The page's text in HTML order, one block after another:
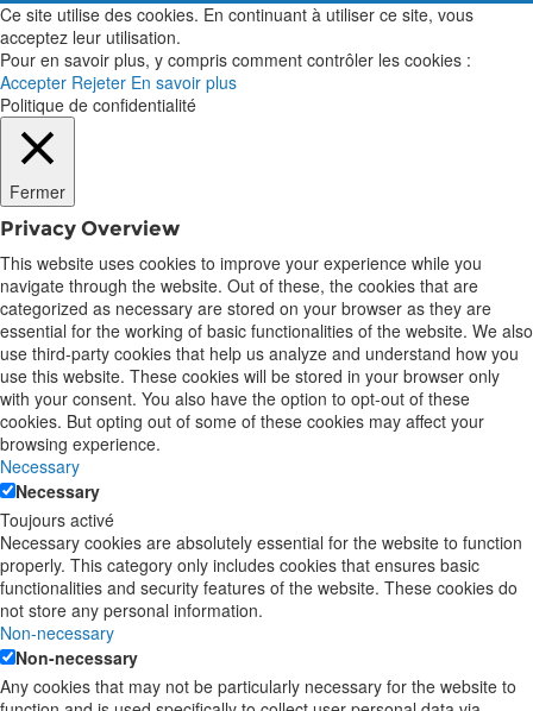
Ce site utilise des cookies. En continuant à utiliser ce site, vous
acceptez leur utilisation.
Pour en savoir plus, y compris comment contrôler les cookies :
Accepter Rejeter En savoir plus
Politique de confidentialité
Fermer
Privacy Overview
This website uses cookies to improve your experience while you
navigate through the website. Out of these, the cookies that are
categorized as necessary are stored on your browser as they are
essential for the working of basic functionalities of the website. We also
use third-party cookies that help us analyze and understand how you
use this website. These cookies will be stored in your browser only
with your consent. You also have the option to opt-out of these
cookies. But opting out of some of these cookies may affect your
browsing experience.
Necessary
Necessary
Toujours activé
Necessary cookies are absolutely essential for the website to function
properly. This category only includes cookies that ensures basic
functionalities and security features of the website. These cookies do
not store any personal information.
Non-necessary
Non-necessary
Any cookies that may not be particularly necessary for the website to